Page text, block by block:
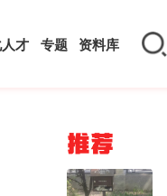
才 专题 资料库
推荐